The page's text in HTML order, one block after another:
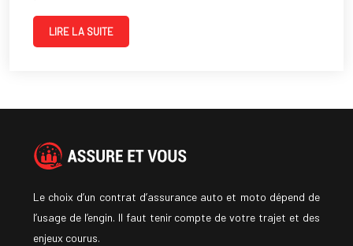
LIRE LA SUITE
Le choix d’un contrat d’assurance auto et moto dépend de
l’usage de l’engin. Il faut tenir compte de votre trajet et des
enjeux courus.